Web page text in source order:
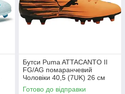
Бутси Puma ATTACANTO II
FG/AG помаранчевий
Чоловіки 40,5 (7UK) 26 см
108493-04
Готово до відправки